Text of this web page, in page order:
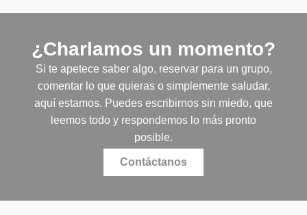
¿Charlamos un momento?
Si te apetece saber algo, reservar para un grupo,
comentar lo que quieras o simplemente saludar,
aquí estamos. Puedes escribirnos sin miedo, que
leemos todo y respondemos lo más pronto
posible.
Contáctanos